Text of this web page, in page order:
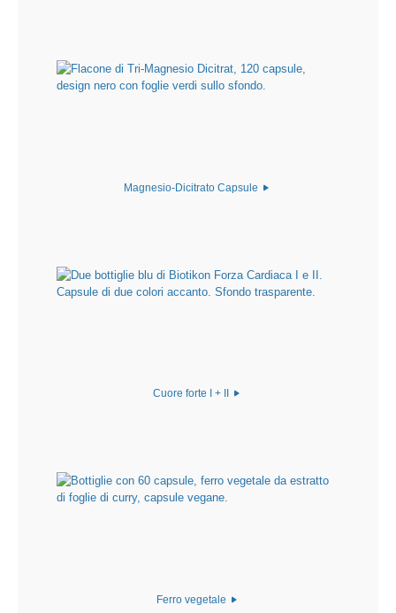
Magnesio-Dicitrato Capsule
Cuore forte I + II
Ferro vegetale